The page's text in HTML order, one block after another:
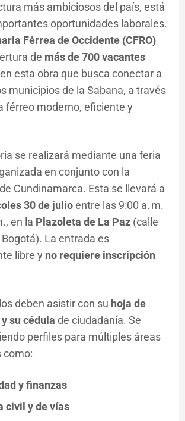
más ambiciosos del país, está
oportunidades laborales.
Férrea de Occidente (CFRO)
de más de 700 vacantes
esta obra que busca conectar a
municipios de la Sabana, a través
férreo moderno, eficiente y
se realizará mediante una feria
en conjunto con la
Cundinamarca. Esta se llevará a
30 de julioentre las 9:00 a. m.
en la Plazoleta de La Paz (calle
La entrada es
libre y no requiere inscripción
deben asistir con su hoja de
su cédula de ciudadanía. Se
perfiles para múltiples áreas
como:
y finanzas
civil y de vías